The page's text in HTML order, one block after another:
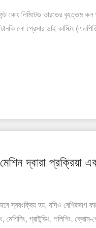
কোং লিমিটেড ভারতের বৃহত্তম কল
লো প্রেসার ডাই কাস্টিং
দ্বারা প্রক্রিয়া
স্বয়ংক্রিয় হয়, যদিও বেশিরভাগ
গ্রাইন্ডিং, পলিশিং,